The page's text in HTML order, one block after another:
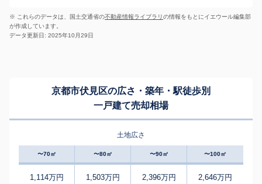
※ これらのデータは、国土交通省の不動産情報ライブラリの情報をもとにイエウール編集部
が作成しています。
データ更新日: 2025年10月29日
京都市伏見区の広さ・築年・駅徒歩別
一戸建て売却相場
土地広さ
〜70㎡ 〜80㎡ 〜90㎡ 〜100㎡
1,114万円 1,503万円 2,396万円 2,646万円